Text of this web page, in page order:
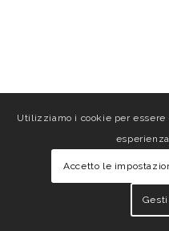
Utilizziamo i cookie per
Accetto le